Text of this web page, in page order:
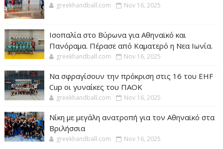
greekhandball.com Nov 16, 2025
Ισοπαλία στο Βύρωνα για Αθηναϊκό και
Πανόραμα. Πέρασε από Καματερό η Νεα Ιωνία.
greekhandball.com Nov 16, 2025
Να σφραγίσουν την πρόκριση στις 16 του EHF
Cup οι γυναίκες του ΠΑΟΚ
greekhandball.com Nov 16, 2025
Νίκη με μεγάλη ανατροπή για τον Αθηναϊκό στα
Βριλήσσια
greekhandball.com Nov 16, 2025